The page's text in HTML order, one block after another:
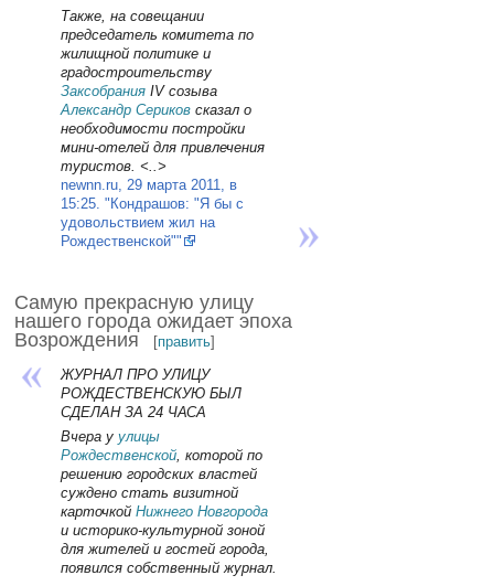
Также, на совещании
председатель комитета по
жилищной политике и
градостроительству
Заксобрания IV созыва
Александр Сериков сказал о
необходимости постройки
мини-отелей для привлечения
туристов. <..>
newnn.ru, 29 марта 2011, в
15:25. "Кондрашов: "Я бы с
удовольствием жил на
Рождественской""
Самую прекрасную улицу
нашего города ожидает эпоха
Возрождения
[править]
ЖУРНАЛ ПРО УЛИЦУ
РОЖДЕСТВЕНСКУЮ БЫЛ
СДЕЛАН ЗА 24 ЧАСА
Вчера уулицы
Рождественской , которой по
решению городских властей
суждено стать визитной
карточкойНижнего Новгорода
и историко-культурной зоной
для жителей и гостей города,
появился собственный журнал.